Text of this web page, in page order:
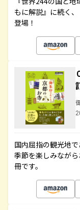
もに解説』に続く
登場！
国内屈指の観光地
季節を楽しみなが
冊です。